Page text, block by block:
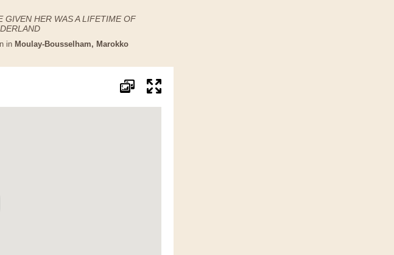
GIVEN HER WAS A LIFETIME OF
in Moulay-Bousselham, Marokko